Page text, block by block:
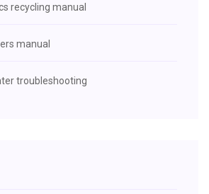
recycling manual
manual
troubleshooting